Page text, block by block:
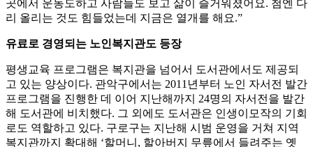
곳에서 운동도하고 사람들도 보고 삶이 즐거워졌어요. 첨엔 다
리 올리는 것도 힘들었는데 지금은 열개를 해요.”
유료로 경영되는 노인복지관도 등장
평생교육 프로그램은 복지관을 넘어서 도서관에서도 제공되
고 있는 양상이다. 관악구에서는 2011년부터 노인 자서전 발간
프로그램을 진행한 데 이어 지난해까지 24명의 자서전을 발간
해 도서관에 비치했다. 그 외에도 도서관은 인생이모작의 기회
로도 역할하고 있다. 구로구는 지난해 시범 운영을 거쳐 지역
복지관까지 확대해 ‘할머니, 할아버지 무릎에서 들려주는 옛